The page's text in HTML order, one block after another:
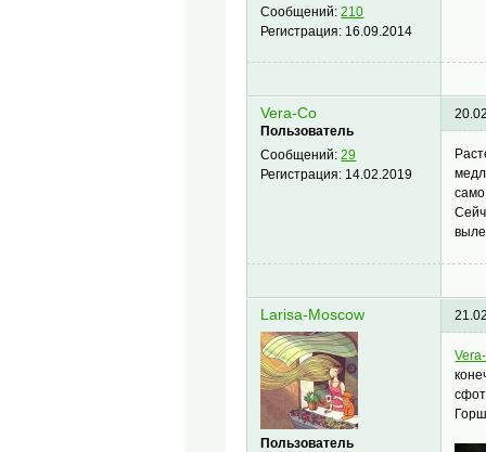
Сообщений:210
Регистрация: 16.09.2014
Vera-Co
Пользователь
Сообщений:29
Регистрация: 14.02.2019
Larisa-Moscow
Пользователь